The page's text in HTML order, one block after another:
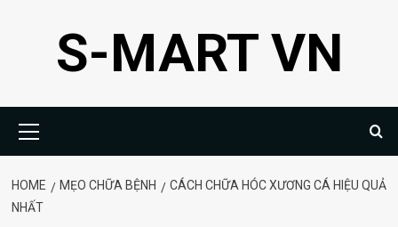
S-MART VN
Menu
HOME MẸO CHỮA BỆNH
CÁCH CHỮA HÓC XƯƠNG CÁ HIỆU QUẢ
NHẤT